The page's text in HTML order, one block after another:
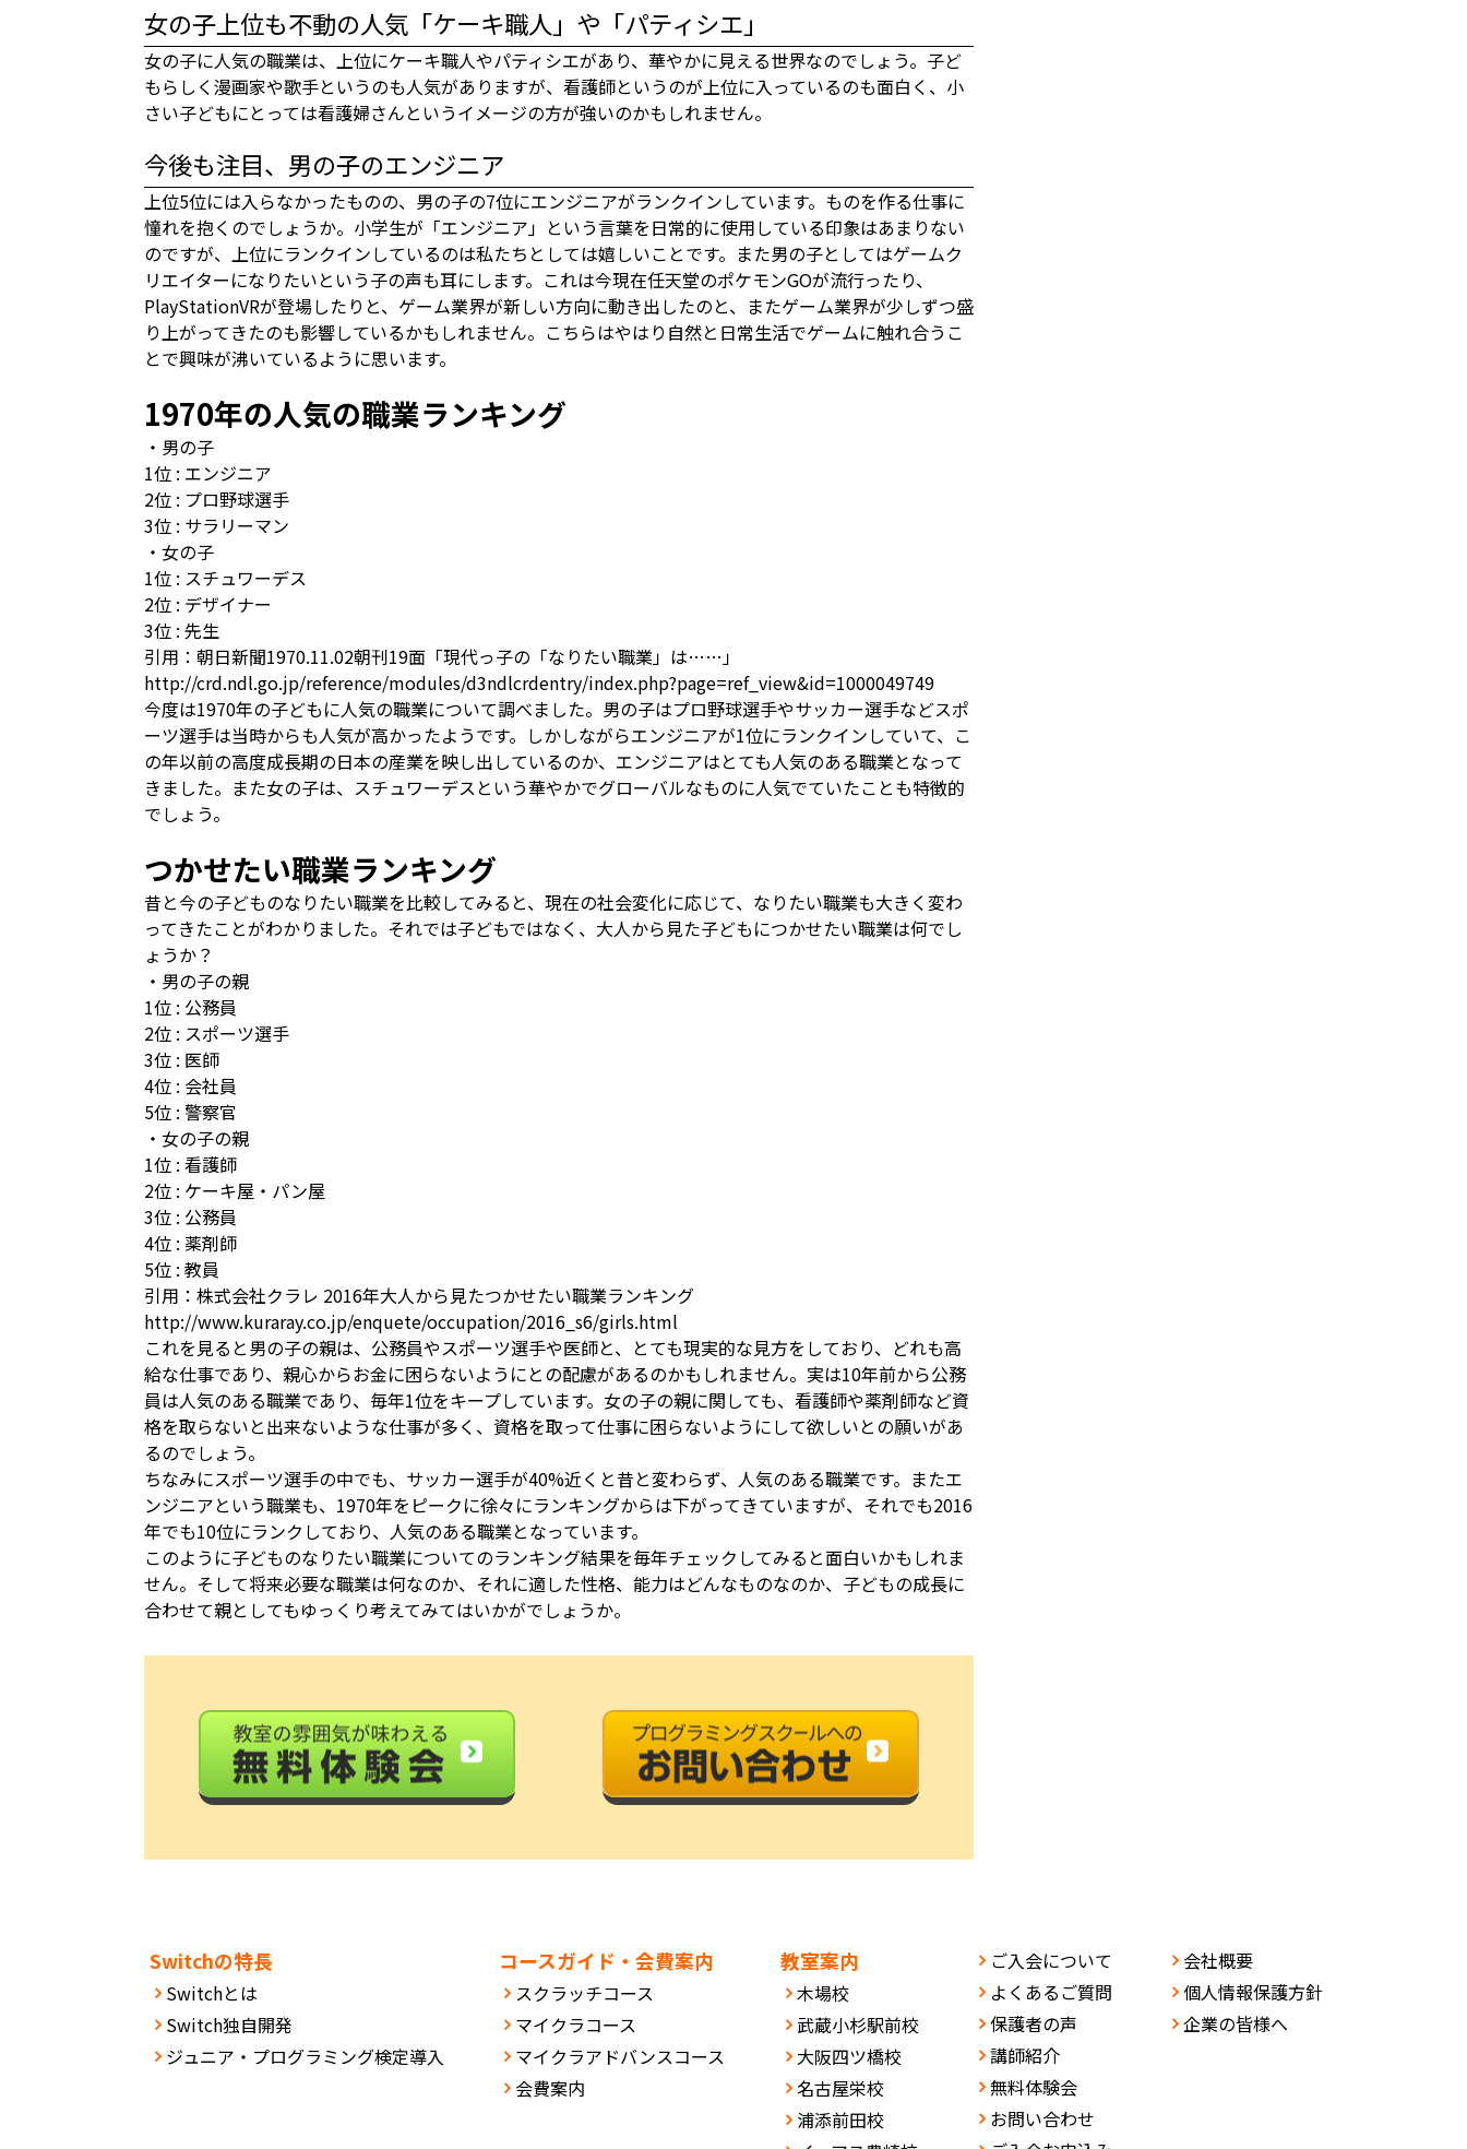
女の子上位も不動の人気「ケーキ職人」や「パティシエ」
女の子に人気の職業は、上位にケーキ職人やパティシエがあり、華やかに見える世界なのでしょう。子ど
もらしく漫画家や歌手というのも人気がありますが、看護師というのが上位に入っているのも面白く、小
さい子どもにとっては看護婦さんというイメージの方が強いのかもしれません。
今後も注目、男の子のエンジニア
上位5位には入らなかったものの、男の子の7位にエンジニアがランクインしています。ものを作る仕事に
憧れを抱くのでしょうか。小学生が「エンジニア」という言葉を日常的に使用している印象はあまりない
のですが、上位にランクインしているのは私たちとしては嬉しいことです。また男の子としてはゲームク
リエイターになりたいという子の声も耳にします。これは今現在任天堂のポケモンGOが流行ったり、
PlayStationVRが登場したりと、ゲーム業界が新しい方向に動き出したのと、またゲーム業界が少しずつ盛
り上がってきたのも影響しているかもしれません。こちらはやはり自然と日常生活でゲームに触れ合うこ
とで興味が沸いているように思います。
1970年の人気の職業ランキング
・男の子
1位 : エンジニア
2位 : プロ野球選手
3位 : サラリーマン
・女の子
1位 : スチュワーデス
2位 : デザイナー
3位 : 先生
引用：朝日新聞1970.11.02朝刊19面「現代っ子の「なりたい職業」は……」
http://crd.ndl.go.jp/reference/modules/d3ndlcrdentry/index.php?page=ref_view&id=1000049749
今度は1970年の子どもに人気の職業について調べました。男の子はプロ野球選手やサッカー選手などスポ
ーツ選手は当時からも人気が高かったようです。しかしながらエンジニアが1位にランクインしていて、こ
の年以前の高度成長期の日本の産業を映し出しているのか、エンジニアはとても人気のある職業となって
きました。また女の子は、スチュワーデスという華やかでグローバルなものに人気でていたことも特徴的
でしょう。
つかせたい職業ランキング
昔と今の子どものなりたい職業を比較してみると、現在の社会変化に応じて、なりたい職業も大きく変わ
ってきたことがわかりました。それでは子どもではなく、大人から見た子どもにつかせたい職業は何でし
ょうか？
・男の子の親
1位 : 公務員
2位 : スポーツ選手
3位 : 医師
4位 : 会社員
5位 : 警察官
・女の子の親
1位 : 看護師
2位 : ケーキ屋・パン屋
3位 : 公務員
4位 : 薬剤師
5位 : 教員
引用：株式会社クラレ 2016年大人から見たつかせたい職業ランキング
http://www.kuraray.co.jp/enquete/occupation/2016_s6/girls.html
これを見ると男の子の親は、公務員やスポーツ選手や医師と、とても現実的な見方をしており、どれも高
給な仕事であり、親心からお金に困らないようにとの配慮があるのかもしれません。実は10年前から公務
員は人気のある職業であり、毎年1位をキープしています。女の子の親に関しても、看護師や薬剤師など資
格を取らないと出来ないような仕事が多く、資格を取って仕事に困らないようにして欲しいとの願いがあ
るのでしょう。
ちなみにスポーツ選手の中でも、サッカー選手が40%近くと昔と変わらず、人気のある職業です。またエ
ンジニアという職業も、1970年をピークに徐々にランキングからは下がってきていますが、それでも2016
年でも10位にランクしており、人気のある職業となっています。
このように子どものなりたい職業についてのランキング結果を毎年チェックしてみると面白いかもしれま
せん。そして将来必要な職業は何なのか、それに適した性格、能力はどんなものなのか、子どもの成長に
合わせて親としてもゆっくり考えてみてはいかがでしょうか。
Switchの特長
Switchとは
Switch独自開発
ジュニア・プログラミング検定導入
コースガイド・会費案内
スクラッチコース
マイクラコース
マイクラアドバンスコース
会費案内
教室案内
木場校
武蔵小杉駅前校
大阪四ツ橋校
名古屋栄校
浦添前田校
ご入会について
よくあるご質問
保護者の声
講師紹介
無料体験会
お問い合わせ
会社概要
個人情報保護方針
企業の皆様へ